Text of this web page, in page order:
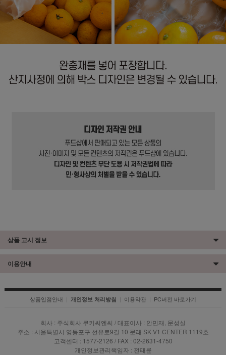
상품 고시 정보
이용안내
상품입점안내 | 개인정보 처리방침 | 이용약관 | PC버전 바로가기
회사 : 주식회사 쿠키씨엔씨 / 대표이사 : 안민재, 문성실
주소 : 서울특별시 영등포구 선유로9길 10 문래 SK V1 CENTER 1119호
고객센터 : 1577-2126 / FAX : 02-2631-4750
개인정보관리책임자 : 전태륜